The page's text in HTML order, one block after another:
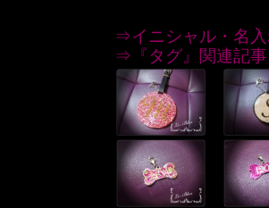
⇒イニシャル・名
⇒『タグ』関連記事